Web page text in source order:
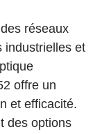
réseaux
industrielles et
offre un
et efficacité.
des options